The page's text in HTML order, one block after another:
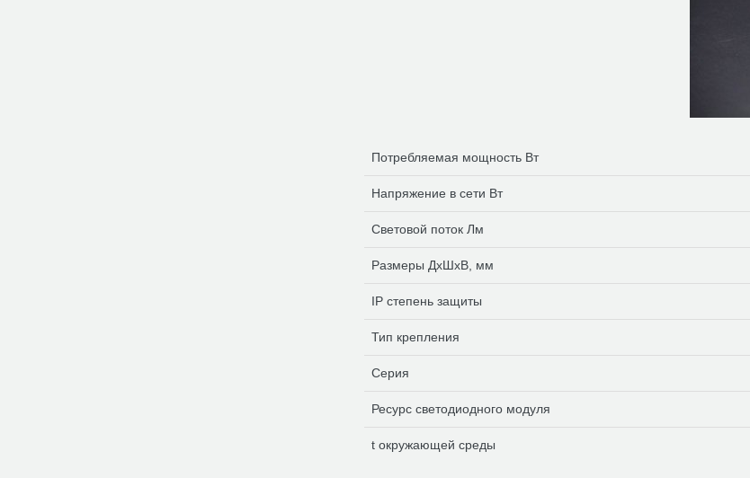
Потребляемая мощность Вт
Напряжение в сети Вт
Световой поток Лм
Размеры ДхШхВ, мм
IP степень защиты
Тип крепления
Серия
Ресурс светодиодного модуля
t окружающей среды